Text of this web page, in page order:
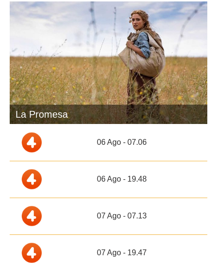
La Promesa
06 Ago - 07.06
06 Ago - 19.48
07 Ago - 07.13
07 Ago - 19.47